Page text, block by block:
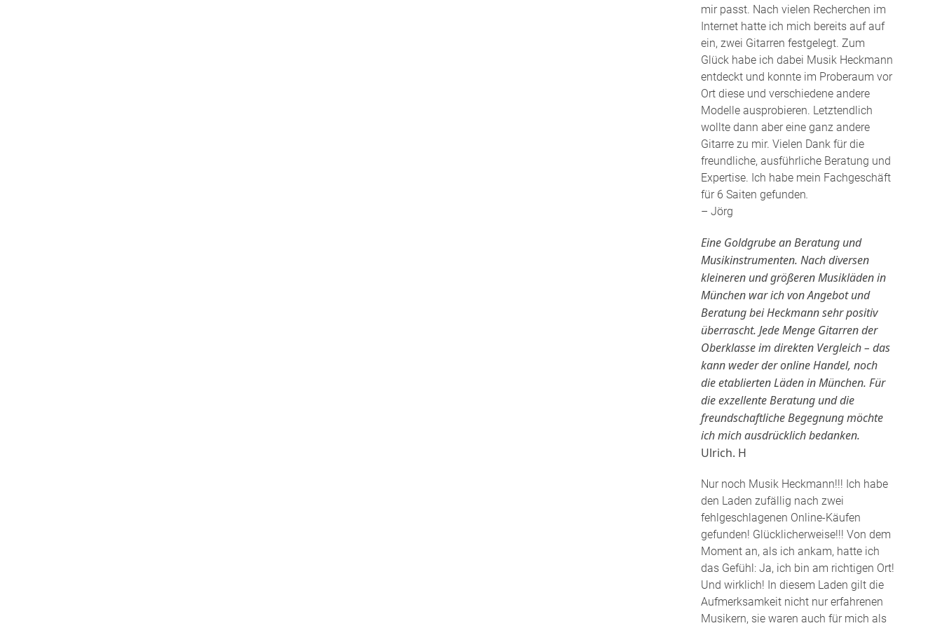
mir passt. Nach vielen Recherchen im
Internet hatte ich mich bereits auf auf
ein, zwei Gitarren festgelegt. Zum
Glück habe ich dabei Musik Heckmann
entdeckt und konnte im Proberaum vor
Ort diese und verschiedene andere
Modelle ausprobieren. Letztendlich
wollte dann aber eine ganz andere
Gitarre zu mir. Vielen Dank für die
freundliche, ausführliche Beratung und
Expertise. Ich habe mein Fachgeschäft
für 6 Saiten gefunden.
– Jörg
Eine Goldgrube an Beratung und
Musikinstrumenten. Nach diversen
kleineren und größeren Musikläden in
München war ich von Angebot und
Beratung bei Heckmann sehr positiv
überrascht. Jede Menge Gitarren der
Oberklasse im direkten Vergleich – das
kann weder der online Handel, noch
die etablierten Läden in München. Für
die exzellente Beratung und die
freundschaftliche Begegnung möchte
ich mich ausdrücklich bedanken.
Ulrich. H
Nur noch Musik Heckmann!!! Ich habe
den Laden zufällig nach zwei
fehlgeschlagenen Online-Käufen
gefunden! Glücklicherweise!!! Von dem
Moment an, als ich ankam, hatte ich
das Gefühl: Ja, ich bin am richtigen Ort!
Und wirklich! In diesem Laden gilt die
Aufmerksamkeit nicht nur erfahrenen
Musikern, sie waren auch für mich als